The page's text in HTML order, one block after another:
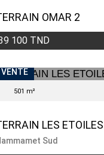
OMAR 2
100 TND
VENTE
501 m²
LES ETOILES
Sud